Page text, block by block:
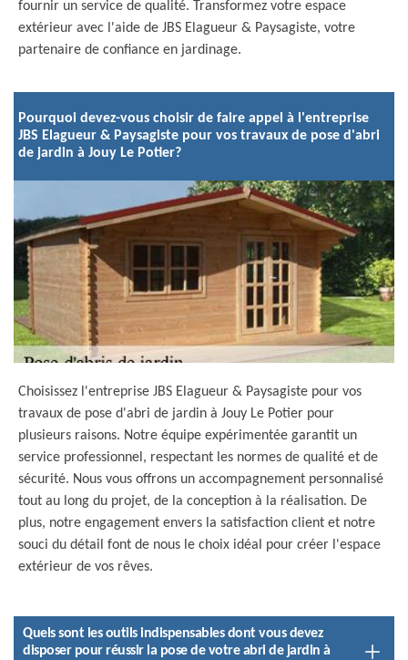
fournir un service de qualité. Transformez votre espace
extérieur avec l'aide de JBS Elagueur & Paysagiste, votre
partenaire de confiance en jardinage.
Pourquoi devez-vous choisir de faire appel à l'entreprise
JBS Elagueur & Paysagiste pour vos travaux de pose d'abri
de jardin à Jouy Le Potier?
Choisissez l'entreprise JBS Elagueur & Paysagiste pour vos
travaux de pose d'abri de jardin à Jouy Le Potier pour
plusieurs raisons. Notre équipe expérimentée garantit un
service professionnel, respectant les normes de qualité et de
sécurité. Nous vous offrons un accompagnement personnalisé
tout au long du projet, de la conception à la réalisation. De
plus, notre engagement envers la satisfaction client et notre
souci du détail font de nous le choix idéal pour créer l'espace
extérieur de vos rêves.
Quels sont les outils indispensables dont vous devez
disposer pour réussir la pose de votre abri de jardin à